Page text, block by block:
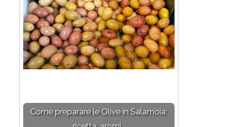
Come preparare le Olive in Salamoia: